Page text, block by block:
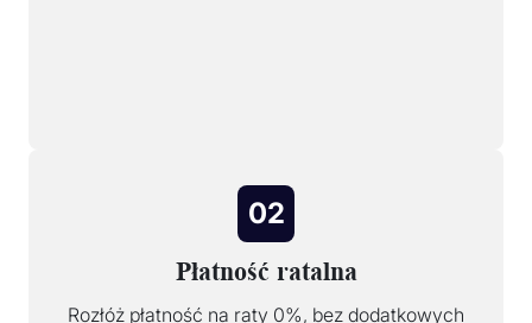
02
Płatność ratalna
Rozłóż płatność na raty 0%, bez dodatkowych